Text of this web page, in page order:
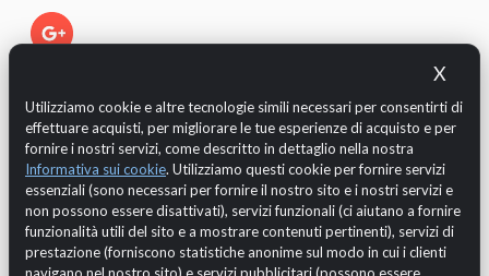
X
Utilizziamo cookie e altre tecnologie simili necessari per consentirti di
effettuare acquisti, per migliorare le tue esperienze di acquisto e per
fornire i nostri servizi, come descritto in dettaglio nella nostra
Informativa sui cookie. Utilizziamo questi cookie per fornire servizi
essenziali (sono necessari per fornire il nostro sito e i nostri servizi e
non possono essere disattivati), servizi funzionali (ci aiutano a fornire
funzionalità utili del sito e a mostrare contenuti pertinenti), servizi di
prestazione (forniscono statistiche anonime sul modo in cui i clienti
Il Cliente è tutelato dalla legislazione europea in merito al
GDPR 2016/679 (regolamento generale sulla protezione dei